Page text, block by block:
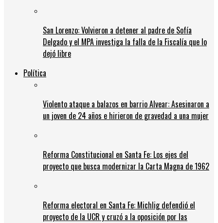
San Lorenzo: Volvieron a detener al padre de Sofía
Delgado y el MPA investiga la falla de la Fiscalía que lo
dejó libre
Política
Violento ataque a balazos en barrio Alvear: Asesinaron a
un joven de 24 años e hirieron de gravedad a una mujer
Reforma Constitucional en Santa Fe: Los ejes del
proyecto que busca modernizar la Carta Magna de 1962
Reforma electoral en Santa Fe: Michlig defendió el
proyecto de la UCR y cruzó a la oposición por las